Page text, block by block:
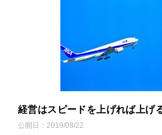
経営はスピードを上げれば上げ
公開日： 2019/08/22